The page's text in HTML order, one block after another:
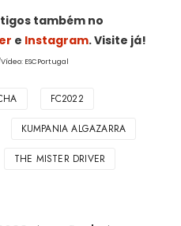
também no
e Instagram. Visite já!
ESCPortugal
FC2022
KUMPANIA ALGAZARRA
THE MISTER DRIVER